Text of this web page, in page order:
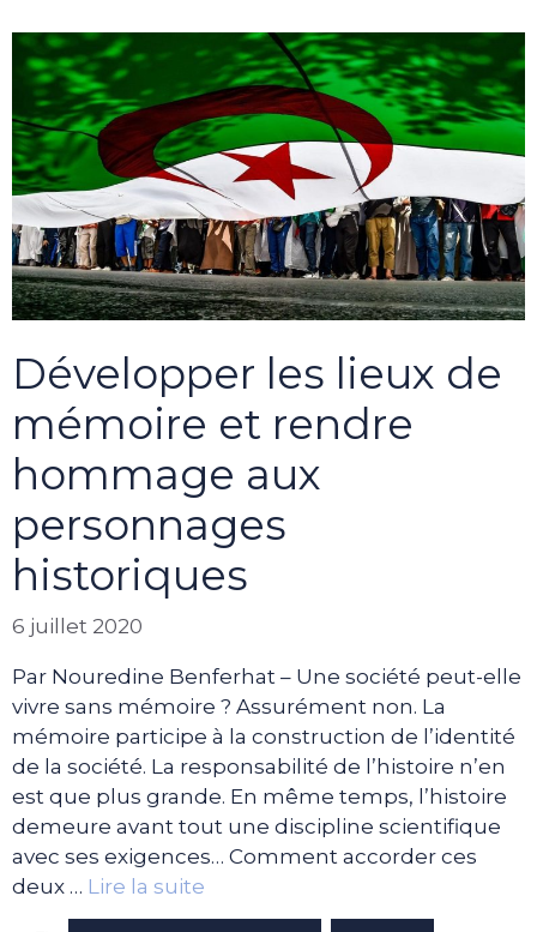
Développer les lieux de
mémoire et rendre
hommage aux
personnages
historiques
6 juillet 2020
Par Nouredine Benferhat – Une société peut-elle
vivre sans mémoire ? Assurément non. La
mémoire participe à la construction de l’identité
de la société. La responsabilité de l’histoire n’en
est que plus grande. En même temps, l’histoire
demeure avant tout une discipline scientifique
avec ses exigences… Comment accorder ces
deux … Lire la suite